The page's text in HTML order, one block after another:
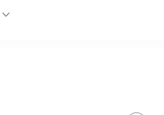
完整的感觉以及编曲人
创作出这样风格的曲